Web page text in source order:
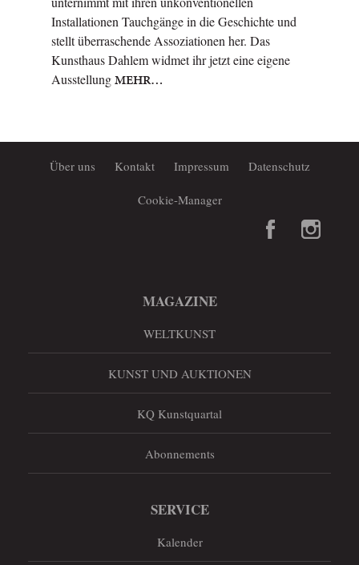
Installationen Tauchgänge in die Geschichte und
stellt überraschende Assoziationen her. Das
Kunsthaus Dahlem widmet ihr jetzt eine eigene
AusstellungMEHR…
Über uns Kontakt Impressum Datenschutz
Cookie-Manager
MAGAZINE
WELTKUNST
KUNST UND AUKTIONEN
KQ Kunstquartal
Abonnements
SERVICE
Kalender